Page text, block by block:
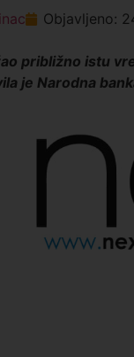
Objavljeno:
približno istu
je Narodna